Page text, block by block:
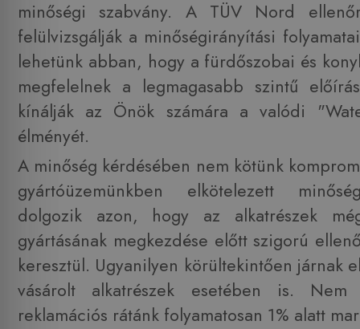
minőségi szabvány. A TÜV Nord
felülvizsgálják a minőségirányítási
lehetünk abban, hogy a fürdőszobai és
megfelelnek a legmagasabb szintű
kínálják az Önök számára a valódi
élményét.
A minőség kérdésében nem kötünk
gyártóüzemünkben elkötelezett
dolgozik azon, hogy az alkatrészek
gyártásának megkezdése előtt szigorú
keresztül. Ugyanilyen körültekintően járnak
vásárolt alkatrészek esetében is.
reklamációs rátánk folyamatosan 1% alatt